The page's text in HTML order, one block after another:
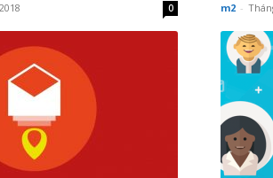
0 m2 -